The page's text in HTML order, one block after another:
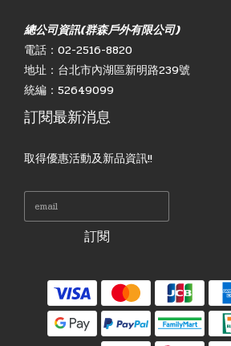
總公司資訊(群森戶外有限公司)
電話：02-2516-8820
地址：台北市內湖區新明路239號
統編：52649099
訂閱最新消息
取得優惠活動及新品資訊!!
訂閱